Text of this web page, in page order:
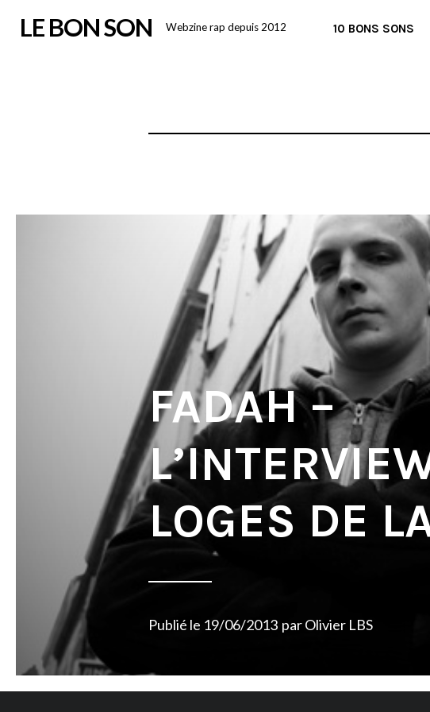
LE BON SON Webzine rap depuis 2012 10 BONS SONS
FADAH –
LOGES DE
Publié le 19/06/2013 parOlivier LBS